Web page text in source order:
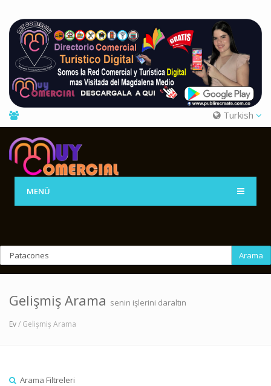
Turkish
MENÜ
Arama
Gelişmiş Arama senin işlerini daraltın
Ev/ Gelişmiş Arama
Arama Filtreleri